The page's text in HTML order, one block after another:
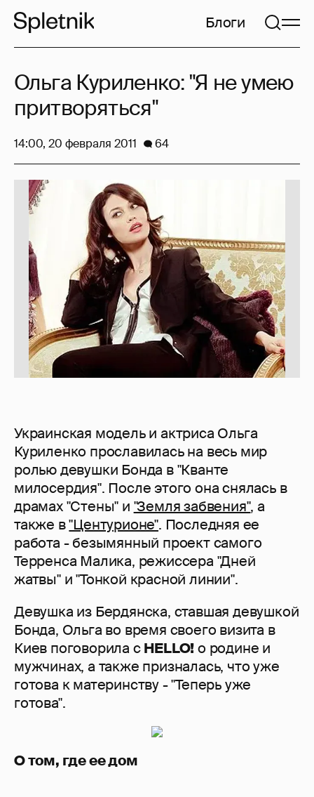
Блоги
Украинская модель и актриса Ольга
Куриленко прославилась на весь мир
ролью девушки Бонда в "Кванте
милосердия". После этого она снялась в
драмах "Стены" и "Земля забвения", а
также в"Центурионе". Последняя ее
работа - безымянный проект самого
Терренса Малика, режиссера "Дней
жатвы" и "Тонкой красной линии".
Девушка из Бердянска, ставшая девушкой
Бонда, Ольга во время своего визита в
Киев поговорила сHELLO!о родине и
мужчинах, а также призналась, что уже
готова к материнству - "Теперь уже
готова".
О том, где ее дом
Ольга Куриленко: "Я не умею
притворяться"
14:00, 20 февраля 2011 64